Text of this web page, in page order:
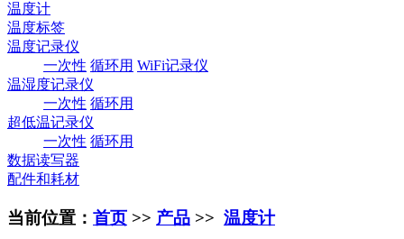
温度计
温度标签
温度记录仪
一次性 循环用 WiFi记录仪
温湿度记录仪
一次性 循环用
超低温记录仪
一次性 循环用
数据读写器
配件和耗材
当前位置： 首页 >> 产品 >> 温度计